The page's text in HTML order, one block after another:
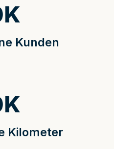
Kunden
K
Kilometer
K